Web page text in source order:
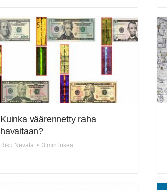
Kuinka väärennetty raha
havaitaan?
Riku Nevala • 3 min lukea